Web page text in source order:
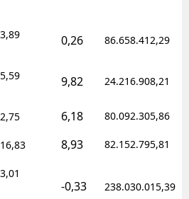
3,89 0,26 86.658.412,29
5,59 9,82 24.216.908,21
2,75 6,18 80.092.305,86
16,83 8,93 82.152.795,81
3,01
-0,33 238.030.015,39